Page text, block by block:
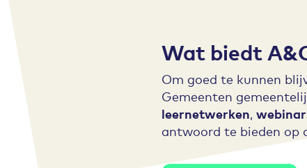
Wat biedt
Om goed te kunnen
Gemeenten
leernetwerken,
antwoord te bieden op